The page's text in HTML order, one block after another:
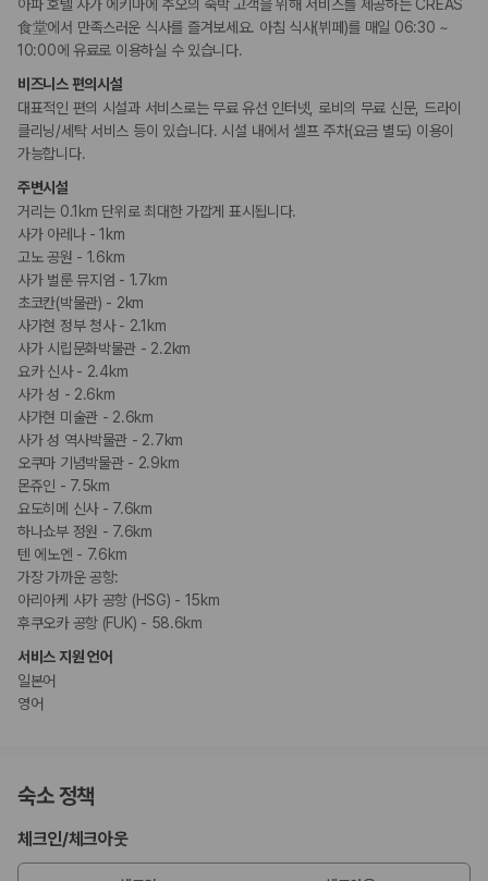
아파 호텔 사가 에키마에 추오의 숙박 고객을 위해 서비스를 제공하는 CREAS
食堂에서 만족스러운 식사를 즐겨보세요. 아침 식사(뷔페)를 매일 06:30 ~
10:00에 유료로 이용하실 수 있습니다.
비즈니스 편의시설
대표적인 편의 시설과 서비스로는 무료 유선 인터넷, 로비의 무료 신문, 드라이
클리닝/세탁 서비스 등이 있습니다. 시설 내에서 셀프 주차(요금 별도) 이용이
가능합니다.
주변시설
거리는 0.1km 단위로 최대한 가깝게 표시됩니다.
사가 아레나 - 1km
고노 공원 - 1.6km
사가 벌룬 뮤지엄 - 1.7km
초코칸(박물관) - 2km
사가현 정부 청사 - 2.1km
사가 시립문화박물관 - 2.2km
요카 신사 - 2.4km
사가 성 - 2.6km
사가현 미술관 - 2.6km
사가 성 역사박물관 - 2.7km
오쿠마 기념박물관 - 2.9km
몬쥬인 - 7.5km
요도히메 신사 - 7.6km
하나쇼부 정원 - 7.6km
텐 에노엔 - 7.6km
가장 가까운 공항:
아리아케 사가 공항 (HSG) - 15km
후쿠오카 공항 (FUK) - 58.6km
서비스 지원 언어
일본어
영어
숙소 정책
체크인/체크아웃